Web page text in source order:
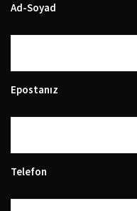
Ad-Soyad
Epostanız
Telefon